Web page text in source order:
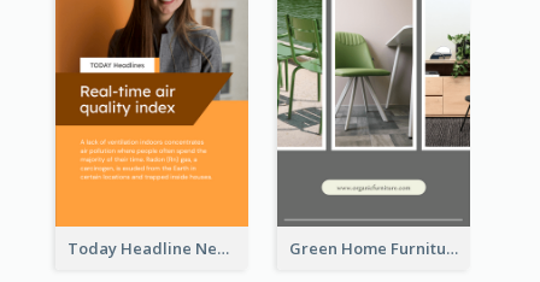
Today Headline News Report Instagram Story Green Home Furniture Photos Shop Opening Instagram Story